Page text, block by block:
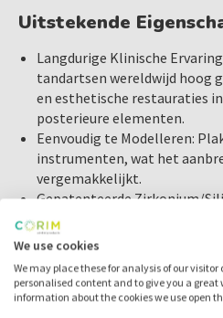
Indirecte Restauraties:
veneers.
Sandwich Techniek: Ideaal
met andere materialen.
Core Build-Up en Knobbel
duurzame fundering.
Splinting: Geschikt voor het
tanden.
Inhoud
Kleur A3: 20 capsules van 0,2 gram
Deze heb je ook in de kleuren:
A1,A2,A3, A3.5,A4,B1,B2enC2
Uitstekende
Langdurige Klinische
tandartsen wereldwijd hoog
en esthetische restauraties
posterieure elementen.
Eenvoudig te Modelleren:
instrumenten, wat het
vergemakkelijkt.
Gepatenteerde Zirkonium/
contrastrijke radiopaciteit
metalen.
Voordelen
Hoog Vullerpercentage: 82%
We use cookies
We may place these for analysis of our
personalised content and to give you a great
information about the cookies we use open